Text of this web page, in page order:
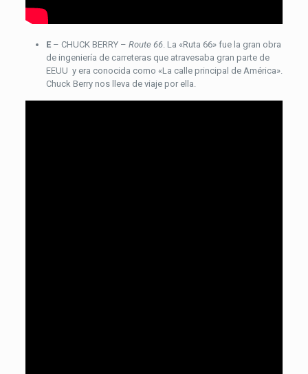
E– CHUCK BERRY – Route 66. La «Ruta 66» fue la gran obra
de ingeniería de carreteras que atravesaba gran parte de
EEUU y era conocida como «La calle principal de América».
Chuck Berry nos lleva de viaje por ella.